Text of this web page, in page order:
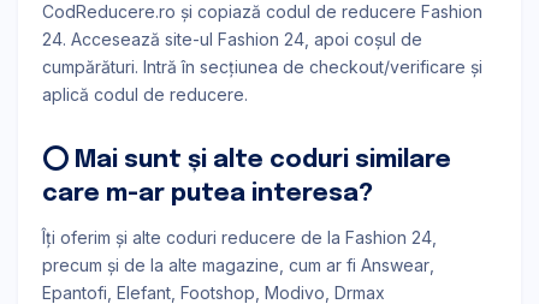
CodReducere.ro și copiază codul de reducere Fashion
24. Accesează site-ul Fashion 24, apoi coșul de
cumpărături. Intră în secțiunea de checkout/verificare și
aplică codul de reducere.
⭕ Mai sunt și alte coduri similare
care m-ar putea interesa?
Îți oferim și alte coduri reducere de la Fashion 24,
precum și de la alte magazine, cum ar fi Answear
Epantofi Elefant Footshop Modivo Drmax